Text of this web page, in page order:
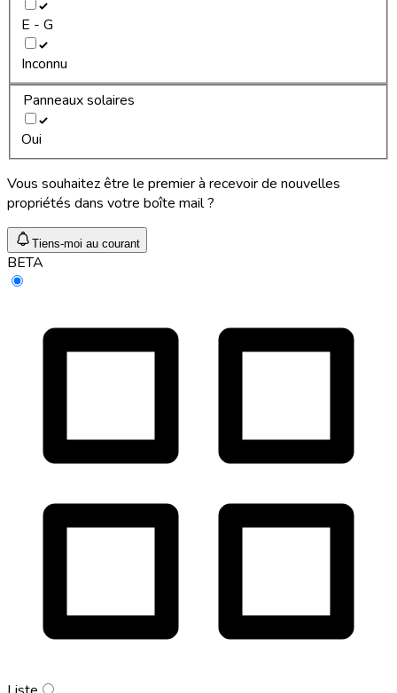
E - G
Inconnu
Panneaux solaires
Oui
Vous souhaitez être le premier à recevoir de nouvelles
propriétés dans votre boîte mail ?
Tiens-moi au courant
BETA